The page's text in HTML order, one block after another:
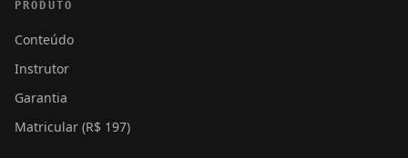
PRODUTO
Conteúdo
Instrutor
Garantia
Matricular (R$ 197)